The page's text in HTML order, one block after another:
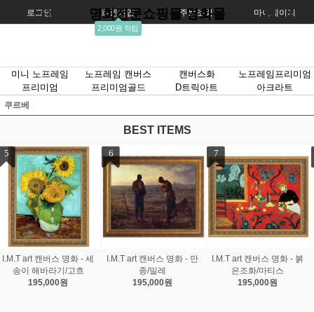
로그인 회원가입
2,000원 적립
주문조회 마이페이지
명화전문쇼핑몰 명화몰
미니 노프레임 노프레임 캔버스 캔버스화
노프레임프리미엄
프리미엄
프리미엄골드 D트릭아트 아크라트
쿠르베
BEST ITEMS
7
I.M.T art 캔버스 명화 - 붉
은조화/마티스
195,000원
I.M.T art 캔버스 명화 - 스
프링부케/르느와르
195,000원
I.M.T art 캔버스 명화 -
가의 정원/모네
195,000원